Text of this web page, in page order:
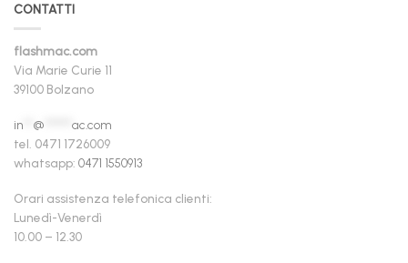
CONTATTI
flashmac.com
Via Marie Curie 11
39100 Bolzano
in @
ac.com
tel. 0471 1726009
whatsapp: 0471 1550913
Orari assistenza telefonica clienti:
Lunedì-Venerdì
10.00 – 12.30